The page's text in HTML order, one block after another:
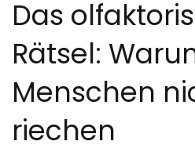
Das
Rätsel:
Menschen
riechen